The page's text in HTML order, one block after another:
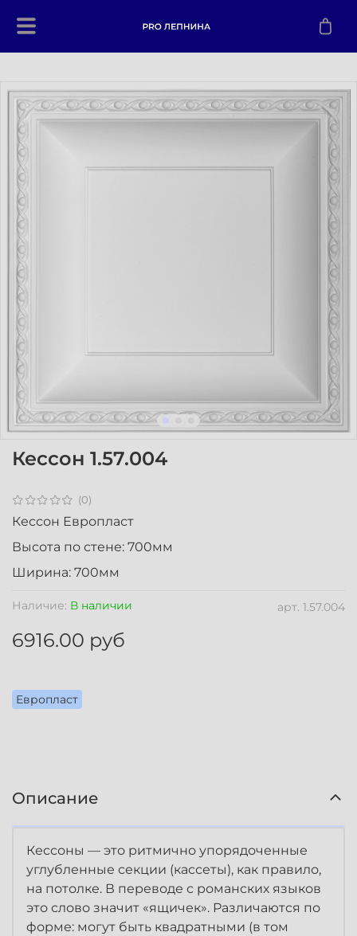
(0)
арт. 1.57.004
Наличие: В наличии
Европласт
Кессон 1.57.004
6916.00 руб
Кессон Европласт
Высота по стене: 700мм
Ширина: 700мм
Описание
Кессоны — это ритмично упорядоченные
углубленные секции (кассеты), как правило,
на потолке. В переводе с романских языков
это слово значит «ящичек». Различаются по
форме: могут быть квадратными (в том